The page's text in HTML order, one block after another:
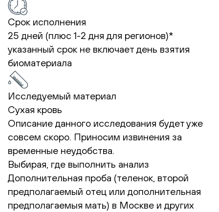
Срок исполнения
25 дней (плюс 1-2 дня для регионов)*
указанный срок не включает день взятия
биоматериала
Исследуемый материал
Сухая кровь
Описание данного исследования будет уже
совсем скоро. Приносим извинения за
временные неудобства.
Выбирая, где выполнить анализ
Дополнительная проба (теленок, второй
предполагаемый отец или дополнительная
предполагаемыя мать) в Москве и других